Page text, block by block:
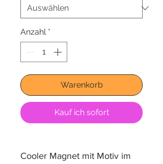
Anzahl *
Warenkorb
Kauf ich sofort
Cooler Magnet mit Motiv im